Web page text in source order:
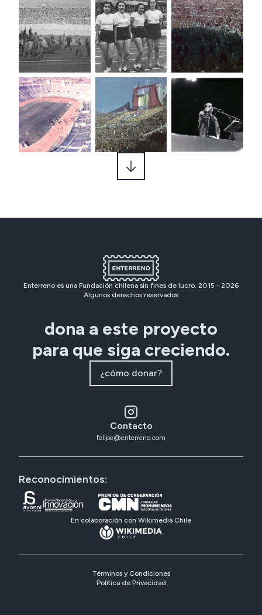
Enterreno es una Fundación chilena sin fines de lucro. 2015 - 2026
Algunos derechos reservados
dona a este proyecto
para que siga creciendo.
¿cómo donar?
Contacto
felipe@enterreno.com
Reconocimientos:
En colaboración con Wikimedia Chile
Términos y Condiciones
Política de Privacidad